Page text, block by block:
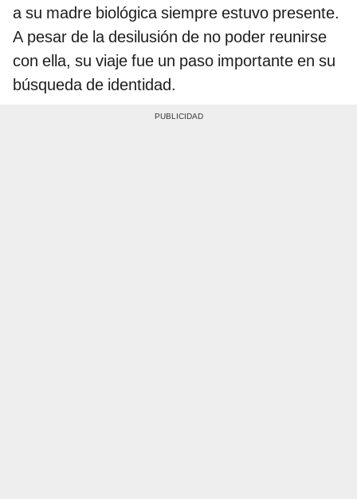
a su madre biológica siempre estuvo presente.
A pesar de la desilusión de no poder reunirse
con ella, su viaje fue un paso importante en su
búsqueda de identidad.